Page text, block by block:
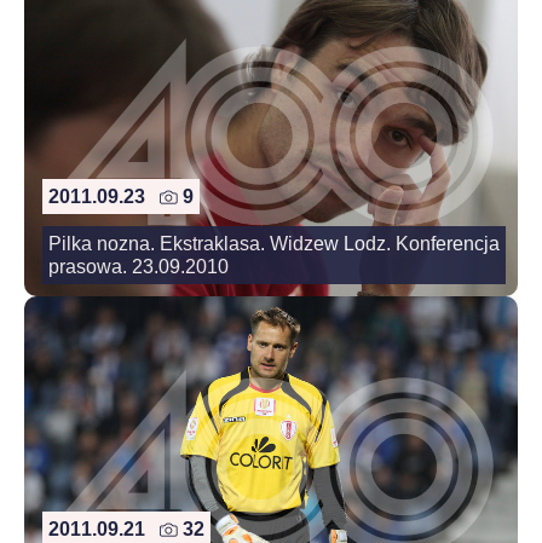
2011.09.23 9
Pilka nozna. Ekstraklasa. Widzew Lodz. Konferencja
prasowa. 23.09.2010
2011.09.21 32